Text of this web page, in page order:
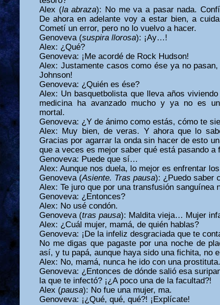
Alex (la abraza): No me va a pasar nada.
De ahora en adelante voy a estar bien, a
Cometí un error, pero no lo vuelvo a hacer.
Genoveva (suspira llorosa): ¡Ay…!
Alex: ¿Qué?
Genoveva: ¡Me acordé de Rock Hudson!
Alex: Justamente casos como ése ya no
Johnson!
Genoveva: ¿Quién es ése?
Alex: Un basquetbolista que lleva años
medicina ha avanzado mucho y ya no es
mortal.
Genoveva: ¿Y de ánimo como estás, cómo te
Alex: Muy bien, de veras. Y ahora que lo
Gracias por agarrar la onda sin hacer de esto
que a veces es mejor saber qué está pasando a
Genoveva: Puede que sí…
Alex: Aunque nos duela, lo mejor es enfrentar
Genoveva (Asiente. Tras pausa): ¿Puedo saber
Alex: Te juro que por una transfusión sanguínea
Genoveva: ¿Entonces?
Alex: No usé condón.
Genoveva (tras pausa): Maldita vieja… Mujer
Alex: ¿Cuál mujer, mamá, de quién hablas?
Genoveva: ¡De la infeliz desgraciada que te
No me digas que pagaste por una noche de
así, y tu papá, aunque haya sido una fichita, no
Alex: No, mamá, nunca he ido con una prostituta.
Genoveva: ¿Entonces de dónde salió esa
la que te infectó? ¡¿A poco una de la facultad?!
Alex (pausa): No fue una mujer, ma.
Genoveva: ¡¿Qué, qué, qué?! ¡Explícate!